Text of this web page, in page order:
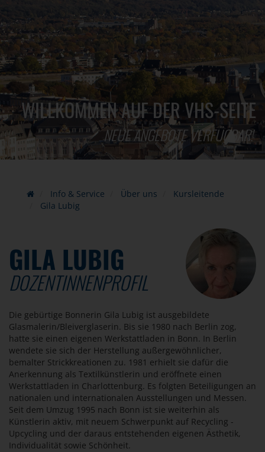
WILLKOMMEN AUF DER VHS-SEITE
NEUE ANGEBOTE VERFÜGBAR!
Info & Service Über uns
Kursleitende
Gila Lubig
GILA LUBIG
DOZENTINNENPROFIL
Die gebürtige Bonnerin Gila Lubig ist ausgebildete
Glasmalerin/Bleiverglaserin. Bis sie 1980 nach Berlin zog,
hatte sie einen eigenen Werkstattladen in Bonn. In Berlin
wendete sie sich der Herstellung außergewöhnlicher,
bemalter Strickkreationen zu. 1981 erhielt sie dafür die
Anerkennung als Textilkünstlerin und eröffnete einen
Werkstattladen in Charlottenburg. Es folgten Beteiligungen an
nationalen und internationalen Ausstellungen und Messen.
Seit dem Umzug 1995 nach Bonn ist sie weiterhin als
Künstlerin aktiv, mit neuem Schwerpunkt auf Recycling -
Upcycling und der daraus entstehenden eigenen Ästhetik,
Individualität sowie Schönheit.